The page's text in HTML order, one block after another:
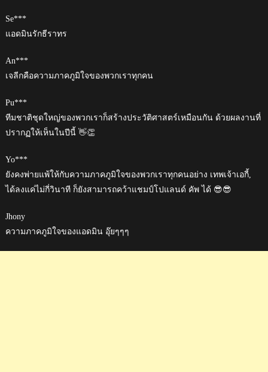
Se***
แอดมินรักธีราทร
An***
เจลีกคือความภาคภูมิใจของพวกเราทุกคน
Pu***
ทีมชาติชุดใหญ่ของพวกเราก็สร้างประวัติศาสตร์เหมือนกัน ด้วยผลงานที่
ปรากฏให้เห็นในปีนี้ 👋👏
Yo***
ยังคงพ่ายแพ้ให้กับความภาคภูมิใจของพวกเราทุกคนอย่าง เทพเจ้าเอกี้,
ได้ลงแค่ไม่กี่วินาที ก็ยังสามารถคว้าแชมป์โปแลนด์ คัพ ได้ 😎😎
Jhony
ความภาคภูมิใจของแอดมิน อุ๊ยๆๆๆ